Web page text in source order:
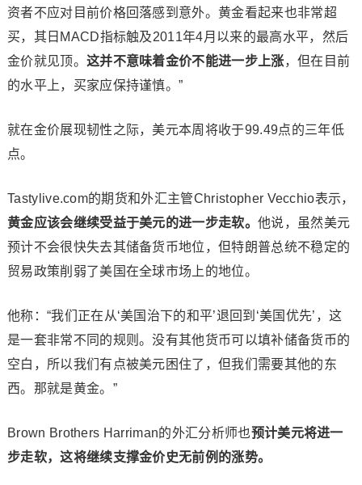
资者不应对目前价格回落感到意外。黄金看起来也非常超
买，其日MACD指标触及2011年4月以来的最高水平，然后
金价就见顶。 这并不意味着金价不能进一步上涨，但在目前
的水平上，买家应保持谨慎。”
就在金价展现韧性之际，美元本周将收于99.49点的三年低
点。
Tastylive.com的期货和外汇主管Christopher Vecchio表示，
黄金应该会继续受益于美元的进一步走软。他说，虽然美元
预计不会很快失去其储备货币地位，但特朗普总统不稳定的
贸易政策削弱了美国在全球市场上的地位。
他称：“我们正在从‘美国治下的和平’退回到‘美国优先’，这
是一套非常不同的规则。没有其他货币可以填补储备货币的
空白，所以我们有点被美元困住了，但我们需要其他的东
西。那就是黄金。”
Brown Brothers Harriman的外汇分析师也预计美元将进一
步走软，这将继续支撑金价史无前例的涨势。